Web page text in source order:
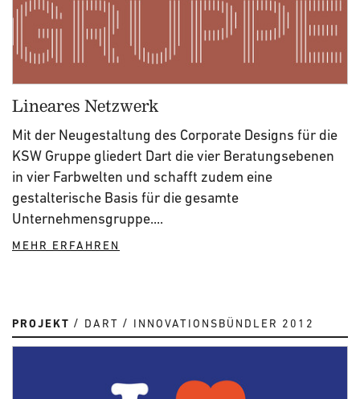
Lineares Netzwerk
Mit der Neugestaltung des Corporate Designs für die
KSW Gruppe gliedert Dart die vier Beratungsebenen
in vier Farbwelten und schafft zudem eine
gestalterische Basis für die gesamte
Unternehmensgruppe....
MEHR ERFAHREN
PROJEKT DART INNOVATIONSBÜNDLER 2012